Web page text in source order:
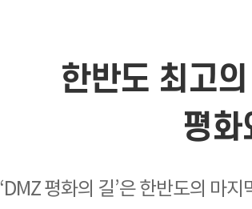
한반도 최고
평화
‘DMZ 평화의 길’은 한반도의 마